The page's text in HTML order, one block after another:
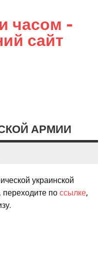
часом –
сайт
АРМИИ
украинской
переходите по ссылке,